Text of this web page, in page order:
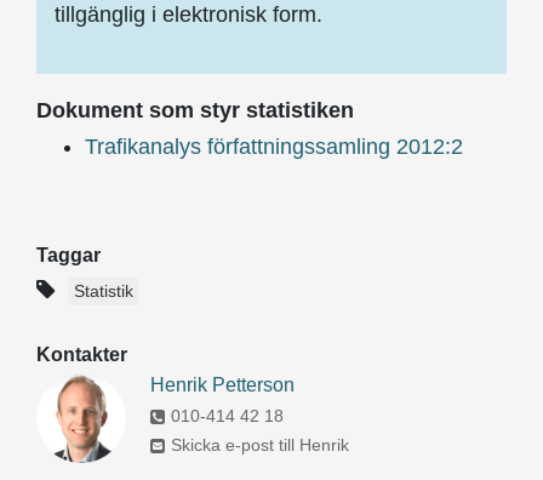
tillgänglig i elektronisk form.
Dokument som styr statistiken
Trafikanalys författningssamling 2012:2
Taggar
Statistik
Kontakter
Henrik Petterson
010-414 42 18
Skicka e-post till Henrik